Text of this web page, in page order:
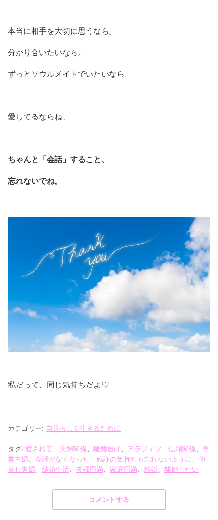
本当に相手を大切に思うなら。
分かり合いたいなら。
ずっとソウルメイトでいたいなら。
愛してるならね、
ちゃんと「会話」すること、
忘れないでね。
私だって、同じ気持ちだよ♡
カテゴリー: 自分らしく生きるために
タグ: 愛され妻 夫婦関係 離婚届け アラフィフ 信頼関係
専
業主婦
会話がなくなった 感謝の気持ちも忘れないように
仲
良し夫婦
結婚生活 夫婦円満 家庭円満 離婚 離婚したい
コメントする